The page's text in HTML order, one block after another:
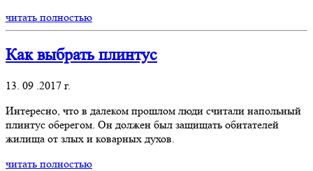
читать полностью
Как выбрать плинтус
13. 09 .2017 г.
Интересно, что в далеком прошлом люди считали напольный
плинтус оберегом. Он должен был защищать обитателей
жилища от злых и коварных духов.
читать полностью